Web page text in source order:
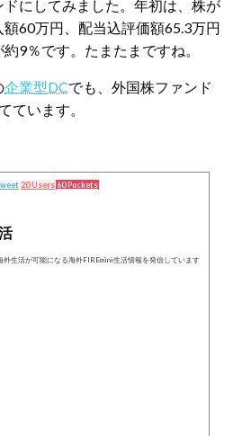
にしてみました。年初は、株が
60万円、配当込評価額65.3万円
9％です。たまたまですね。
企業型DCでも、外国株ファンド
ています。
20 Users 60 Pockets
生活が可能になる海外FIREmini生活情報を発信しています